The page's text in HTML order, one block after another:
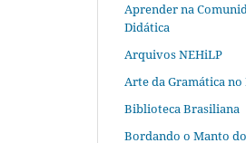
Aprender na
Didática
Arquivos NEHiLP
Arte da Gramática
Biblioteca Brasiliana
Bordando o Manto